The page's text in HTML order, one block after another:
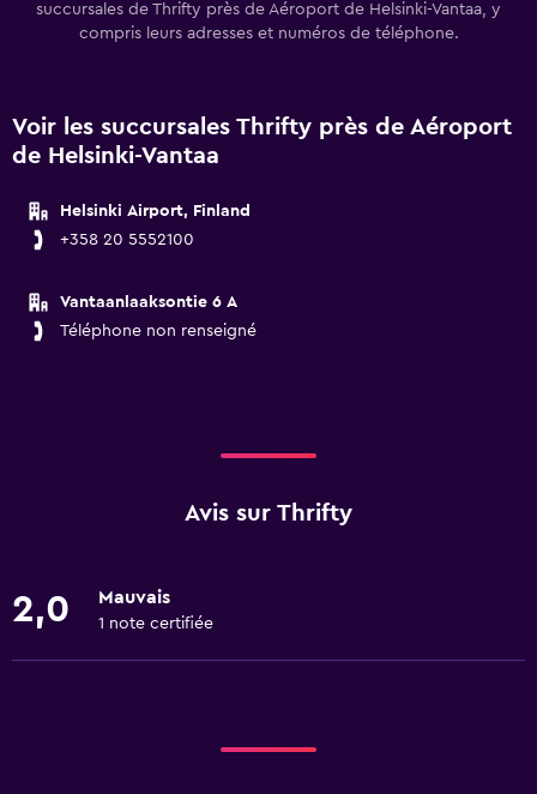
succursales de Thrifty près de Aéroport de Helsinki-Vantaa, y
compris leurs adresses et numéros de téléphone.
Voir les succursales Thrifty près de Aéroport
de Helsinki-Vantaa
Helsinki Airport, Finland
+358 20 5552100
Vantaanlaaksontie 6 A
Téléphone non renseigné
Avis sur Thrifty
2,0 Mauvais
1 note certifiée